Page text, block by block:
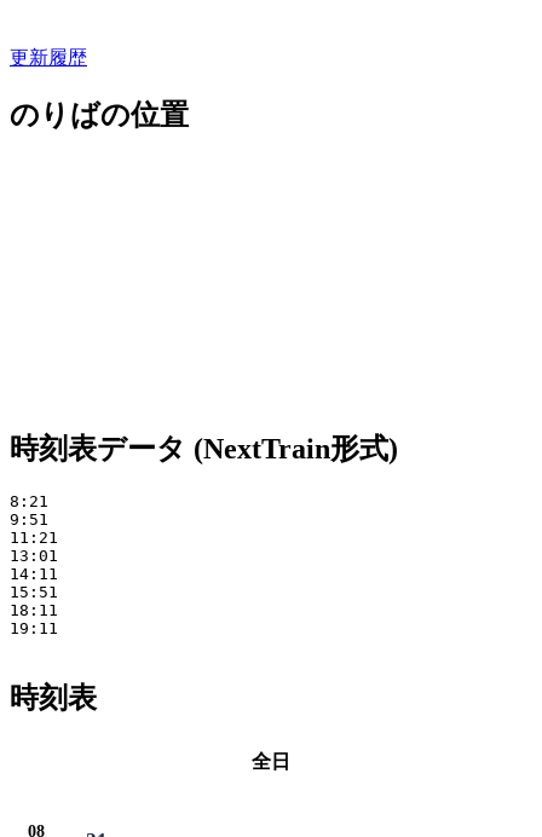
更新履歴
のりばの位置
時刻表データ (NextTrain形式)
8:21
9:51
11:21
13:01
14:11
15:51
18:11
19:11
時刻表
全日
08